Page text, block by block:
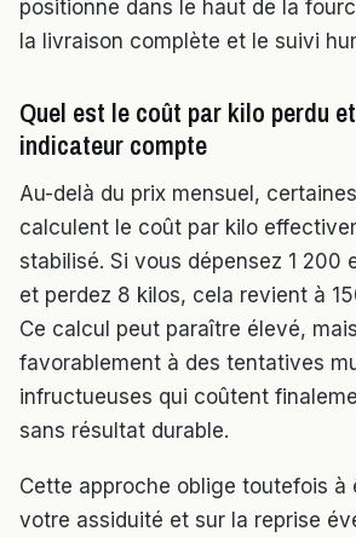
positionne dans le haut de la
la livraison complète et le suivi
Quel est le coût par kilo perdu
indicateur compte
Au-delà du prix mensuel,
calculent le coût par kilo
stabilisé. Si vous dépensez 1 200
et perdez 8 kilos, cela revient à
Ce calcul peut paraître élevé,
favorablement à des tentatives
infructueuses qui coûtent
sans résultat durable.
Cette approche oblige toutefois à
votre assiduité et sur la reprise